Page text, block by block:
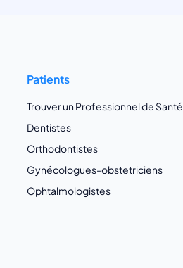
Patients
Trouver un Professionnel de Santé
Dentistes
Orthodontistes
Gynécologues-obstetriciens
Ophtalmologistes